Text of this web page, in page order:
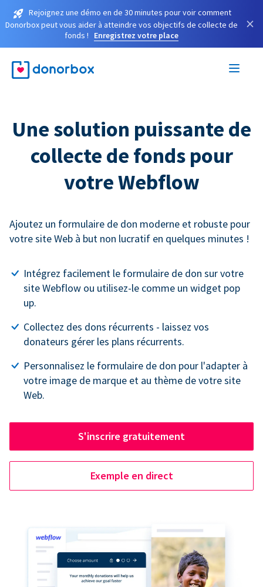
Rejoignez une démo en de 30 minutes pour voir comment
Donorbox peut vous aider à atteindre vos objectifs de collecte de
fonds !
Enregistrez votre place
×
Une solution puissante de
collecte de fonds pour
votre Webflow
Ajoutez un formulaire de don moderne et robuste pour
votre site Web à but non lucratif en quelques minutes !
Intégrez facilement le formulaire de don sur votre
site Webflow ou utilisez-le comme un widget pop
up.
Collectez des dons récurrents - laissez vos
donateurs gérer les plans récurrents.
Personnalisez le formulaire de don pour l'adapter à
votre image de marque et au thème de votre site
Web.
S'inscrire gratuitement
Exemple en direct